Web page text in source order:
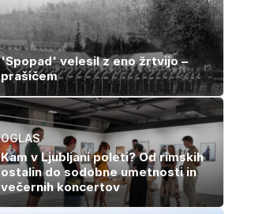
'Spopad' velesil z eno žrtvijo –
prašičem
OGLAS
Kam v Ljubljani poleti? Od rimskih
ostalin do sodobne umetnosti in
večernih koncertov